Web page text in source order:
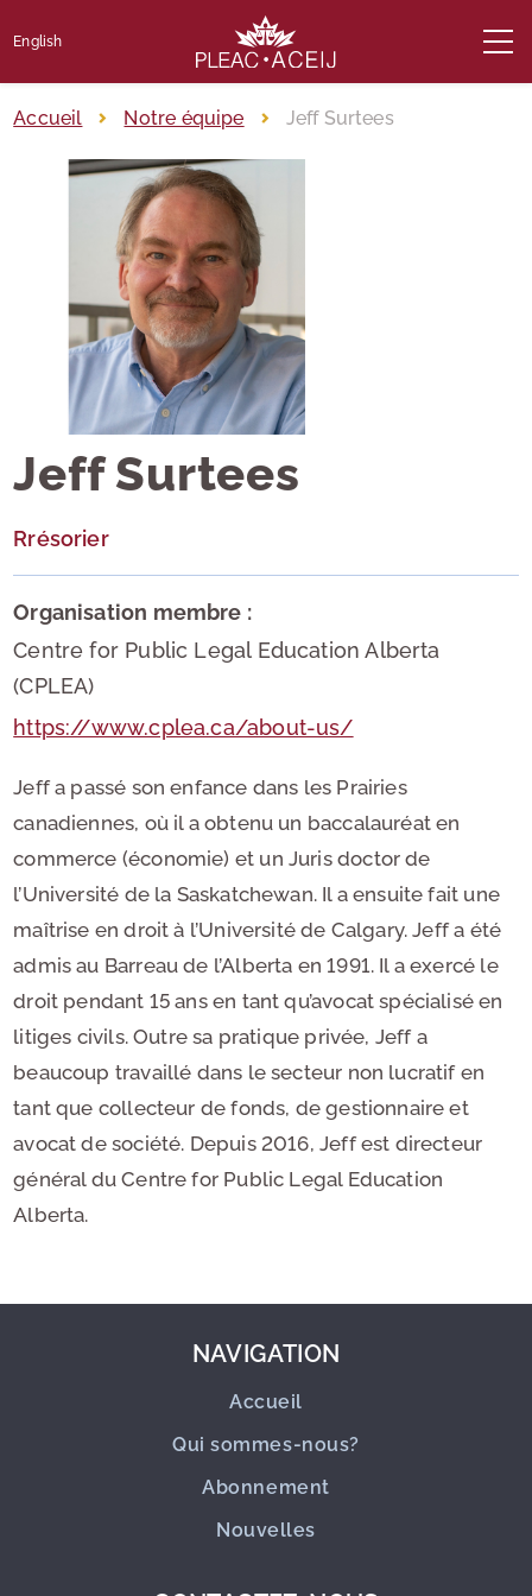
English
Accueil Notre équipe Jeff Surtees
Jeff Surtees
Rrésorier
Organisation membre :
Centre for Public Legal Education Alberta
(CPLEA)
https://www.cplea.ca/about-us/
Jeff a passé son enfance dans les Prairies
canadiennes, où il a obtenu un baccalauréat en
commerce (économie) et un Juris doctor de
l’Université de la Saskatchewan. Il a ensuite fait une
maîtrise en droit à l’Université de Calgary. Jeff a été
admis au Barreau de l’Alberta en 1991. Il a exercé le
droit pendant 15 ans en tant qu’avocat spécialisé en
litiges civils. Outre sa pratique privée, Jeff a
beaucoup travaillé dans le secteur non lucratif en
tant que collecteur de fonds, de gestionnaire et
avocat de société. Depuis 2016, Jeff est directeur
général du Centre for Public Legal Education
Alberta.
NAVIGATION
Accueil
Qui sommes-nous?
Abonnement
Nouvelles